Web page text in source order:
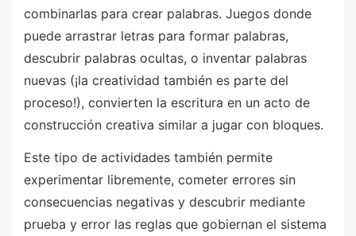
combinarlas para crear palabras. Juegos donde
puede arrastrar letras para formar palabras,
descubrir palabras ocultas, o inventar palabras
nuevas (¡la creatividad también es parte del
proceso!), convierten la escritura en un acto de
construcción creativa similar a jugar con bloques.
Este tipo de actividades también permite
experimentar libremente, cometer errores sin
consecuencias negativas y descubrir mediante
prueba y error las reglas que gobiernan el sistema